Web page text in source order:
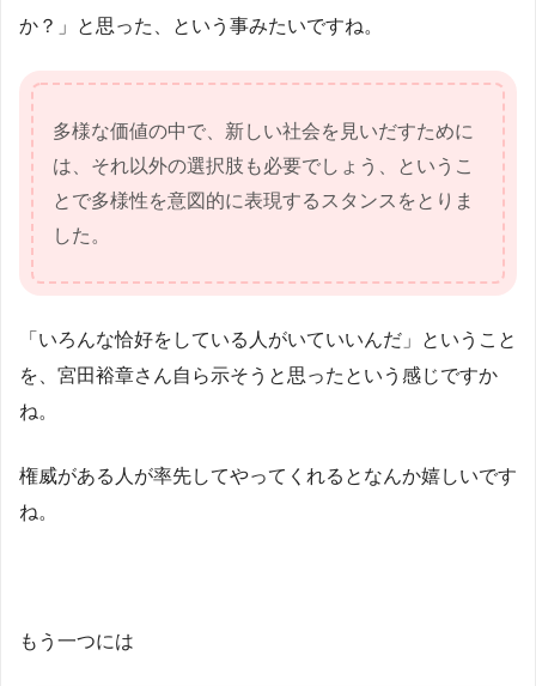
か？」と思った、という事みたいですね。
多様な価値の中で、新しい社会を見いだすために
は、それ以外の選択肢も必要でしょう、というこ
とで多様性を意図的に表現するスタンスをとりま
した。
「いろんな恰好をしている人がいていいんだ」ということ
を、宮田裕章さん自ら示そうと思ったという感じですか
ね。
権威がある人が率先してやってくれるとなんか嬉しいです
ね。
もう一つには